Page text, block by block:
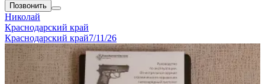
Позвонить
Николай
Краснодарский край
Краснодарский край7/11/26